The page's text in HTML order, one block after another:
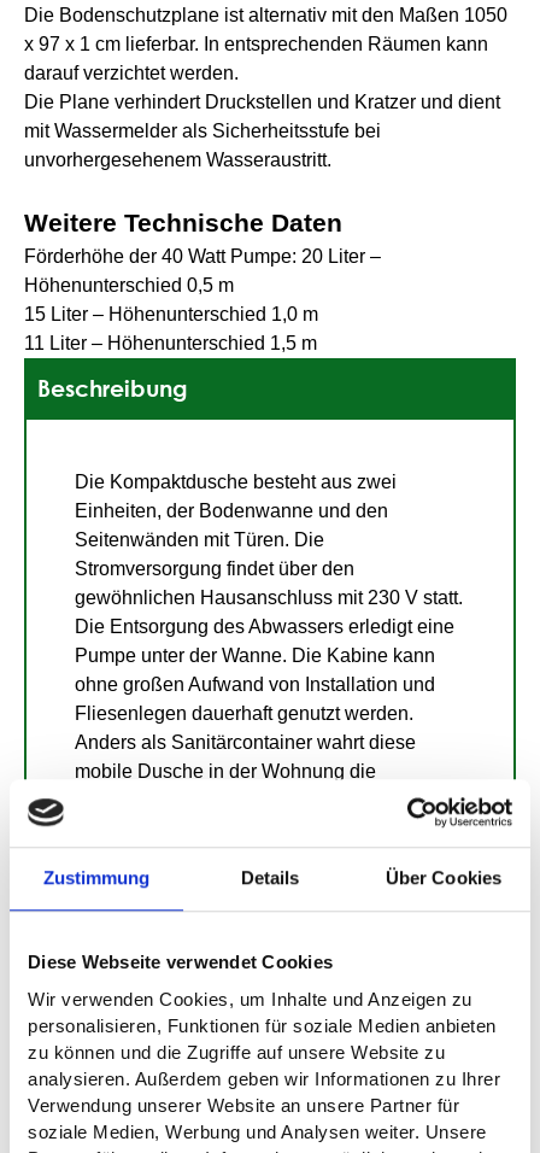
Zustimmung Details Über Cookies
Diese Webseite verwendet Cookies
Wir verwenden Cookies, um Inhalte und Anzeigen zu
personalisieren, Funktionen für soziale Medien anbieten
zu können und die Zugriffe auf unsere Website zu
analysieren. Außerdem geben wir Informationen zu Ihrer
Verwendung unserer Website an unsere Partner für
soziale Medien, Werbung und Analysen weiter. Unsere
Die Bodenschutzplane ist alternativ mit den Maßen 1050
x 97 x 1 cm lieferbar. In entsprechenden Räumen kann
darauf verzichtet werden.
Die Plane verhindert Druckstellen und Kratzer und dient
mit Wassermelder als Sicherheitsstufe bei
unvorhergesehenem Wasseraustritt.
Weitere Technische Daten
Förderhöhe der 40 Watt Pumpe: 20 Liter –
Höhenunterschied 0,5 m
15 Liter – Höhenunterschied 1,0 m
11 Liter – Höhenunterschied 1,5 m
Beschreibung
Die Kompaktdusche besteht aus zwei
Einheiten, der Bodenwanne und den
Seitenwänden mit Türen. Die
Stromversorgung findet über den
gewöhnlichen Hausanschluss mit 230 V statt.
Die Entsorgung des Abwassers erledigt eine
Pumpe unter der Wanne. Die Kabine kann
ohne großen Aufwand von Installation und
Fliesenlegen dauerhaft genutzt werden.
Anders als Sanitärcontainer wahrt diese
mobile Dusche in der Wohnung die
Privatsphäre und den Komfort der Bewohner
Warmwasseraufbereitung sind verfügbar.
Abwasserpumpe sowie Gleittüre sind
Alle Einzelteile der Kabine können alleine
oder von zwei Personen getragen werden.
Sie können die Kabine kaufen oder einfach
mieten.